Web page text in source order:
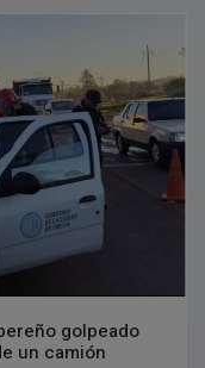
golpeado
un camión